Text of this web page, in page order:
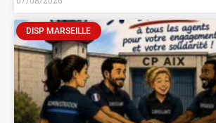
DISP MARSEILLE